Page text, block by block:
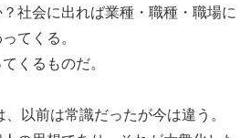
社会に出れば業種・職種・職場に
てくる。
くるものだ。
以前は常識だったが今は違う。